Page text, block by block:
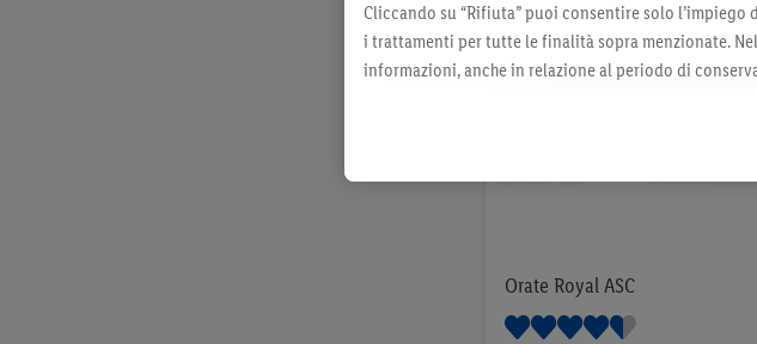
Orate Royal ASC
Cliccando su “Rifiuta” puoi consentire solo
i trattamenti per tutte le finalità sopra menzionate.
informazioni, anche in relazione al periodo di